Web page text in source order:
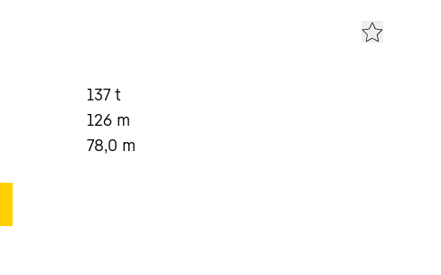
137 t
126 m
78,0 m